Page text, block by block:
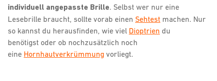
individuell angepasste Brille. Selbst wer nur eine
Lesebrille braucht, sollte vorab einen Sehtest machen. Nur
so kannst du herausfinden, wie viel Dioptrien du
benötigst oder ob nochzusätzlich noch
eine Hornhautverkrümmung vorliegt.